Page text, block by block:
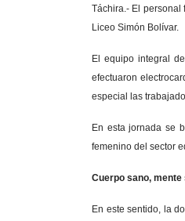
Táchira.- El personal
Liceo Simón Bolívar.
El equipo integral
efectuaron
especial las
En esta jornada se
femenino del sector
Cuerpo sano, mente
En este sentido, la